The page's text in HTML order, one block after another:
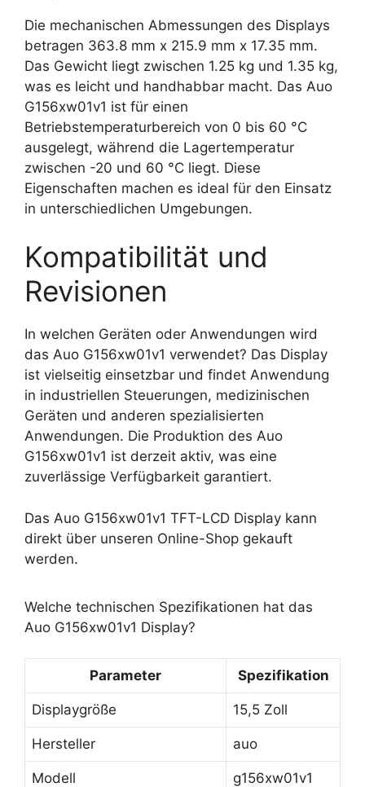
Die mechanischen Abmessungen des Displays
betragen 363.8 mm x 215.9 mm x 17.35 mm.
Das Gewicht liegt zwischen 1.25 kg und 1.35 kg,
was es leicht und handhabbar macht. Das Auo
G156xw01v1 ist für einen
Betriebstemperaturbereich von 0 bis 60 °C
ausgelegt, während die Lagertemperatur
zwischen -20 und 60 °C liegt. Diese
Eigenschaften machen es ideal für den Einsatz
in unterschiedlichen Umgebungen.
Kompatibilität und
Revisionen
In welchen Geräten oder Anwendungen wird
das Auo G156xw01v1 verwendet? Das Display
ist vielseitig einsetzbar und findet Anwendung
in industriellen Steuerungen, medizinischen
Geräten und anderen spezialisierten
Anwendungen. Die Produktion des Auo
G156xw01v1 ist derzeit aktiv, was eine
zuverlässige Verfügbarkeit garantiert.
Das Auo G156xw01v1 TFT-LCD Display kann
direkt über unseren Online-Shop gekauft
werden.
Welche technischen Spezifikationen hat das
Auo G156xw01v1 Display?
Parameter Spezifikation
Displaygröße 15,5 Zoll
Hersteller auo
Modell g156xw01v1